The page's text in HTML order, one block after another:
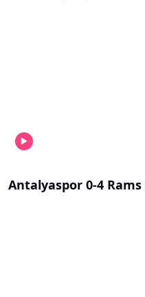
Antalyaspor 0-4